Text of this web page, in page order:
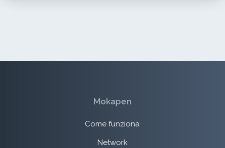
Mokapen
Come funziona
Network